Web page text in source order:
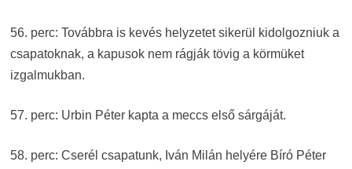
56. perc: Továbbra is kevés helyzetet sikerül kidolgozniuk a
csapatoknak, a kapusok nem rágják tövig a körmüket
izgalmukban.
57. perc: Urbin Péter kapta a meccs első sárgáját.
58. perc: Cserél csapatunk, Iván Milán helyére Bíró Péter